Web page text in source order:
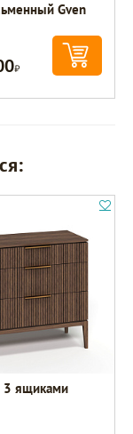
Gven
Р
3 ящиками